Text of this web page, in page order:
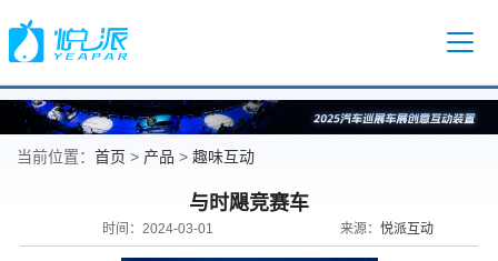
当前位置： 首页 > 产品 > 趣味互动
与时飓竞赛车
时间：2024-03-01 来源： 悦派互动